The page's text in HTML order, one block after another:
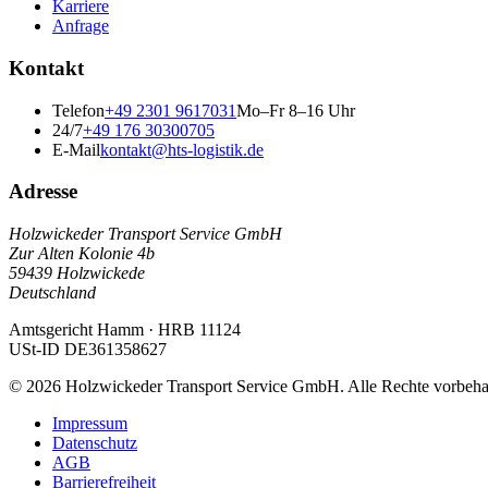
Karriere
Anfrage
Kontakt
Telefon+49 2301 9617031Mo–Fr 8–16 Uhr
24/7+49 176 30300705
E-Mailkontakt@hts-logistik.de
Adresse
Holzwickeder Transport Service GmbH
Zur Alten Kolonie 4b
59439 Holzwickede
Deutschland
Amtsgericht Hamm · HRB 11124
USt-ID DE361358627
© 2026 Holzwickeder Transport Service GmbH. Alle Rechte
Impressum
Datenschutz
AGB
Barrierefreiheit